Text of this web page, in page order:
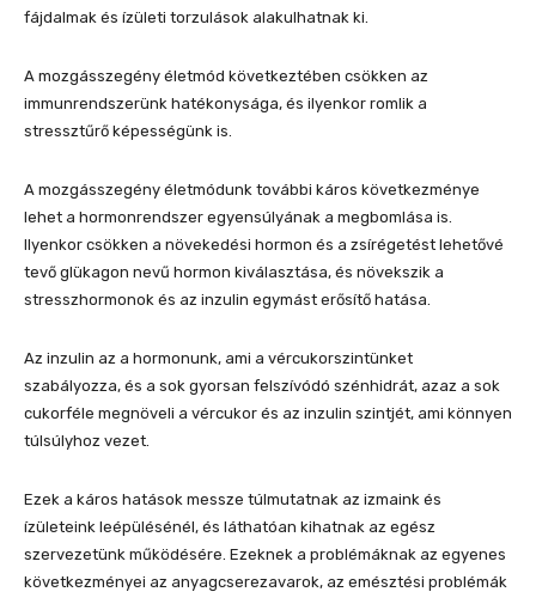
fájdalmak és ízületi torzulások alakulhatnak ki.
A mozgásszegény életmód következtében csökken az
immunrendszerünk hatékonysága, és ilyenkor romlik a
stressztűrő képességünk is.
A mozgásszegény életmódunk további káros következménye
lehet a hormonrendszer egyensúlyának a megbomlása is.
Ilyenkor csökken a növekedési hormon és a zsírégetést lehetővé
tevő glükagon nevű hormon kiválasztása, és növekszik a
stresszhormonok és az inzulin egymást erősítő hatása.
Az inzulin az a hormonunk, ami a vércukorszintünket
szabályozza, és a sok gyorsan felszívódó szénhidrát, azaz a sok
cukorféle megnöveli a vércukor és az inzulin szintjét, ami könnyen
túlsúlyhoz vezet.
Ezek a káros hatások messze túlmutatnak az izmaink és
ízületeink leépülésénél, és láthatóan kihatnak az egész
szervezetünk működésére. Ezeknek a problémáknak az egyenes
következményei az anyagcserezavarok, az emésztési problémák